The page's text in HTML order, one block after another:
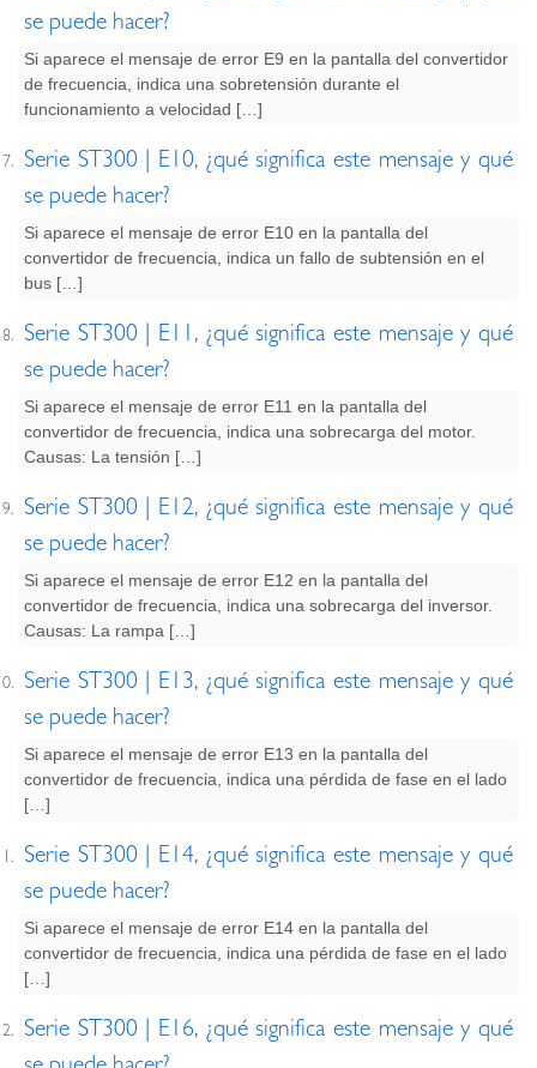
se puede hacer?
Si aparece el mensaje de error E9 en la pantalla del convertidor
de frecuencia, indica una sobretensión durante el
funcionamiento a velocidad […]
Serie ST300 | E10, ¿qué significa este mensaje y qué
se puede hacer?
Si aparece el mensaje de error E10 en la pantalla del
convertidor de frecuencia, indica un fallo de subtensión en el
bus […]
Serie ST300 | E11, ¿qué significa este mensaje y qué
se puede hacer?
Si aparece el mensaje de error E11 en la pantalla del
convertidor de frecuencia, indica una sobrecarga del motor.
Causas: La tensión […]
Serie ST300 | E12, ¿qué significa este mensaje y qué
se puede hacer?
Si aparece el mensaje de error E12 en la pantalla del
convertidor de frecuencia, indica una sobrecarga del inversor.
Causas: La rampa […]
Serie ST300 | E13, ¿qué significa este mensaje y qué
se puede hacer?
Si aparece el mensaje de error E13 en la pantalla del
convertidor de frecuencia, indica una pérdida de fase en el lado
[…]
Serie ST300 | E14, ¿qué significa este mensaje y qué
se puede hacer?
Si aparece el mensaje de error E14 en la pantalla del
convertidor de frecuencia, indica una pérdida de fase en el lado
[…]
Serie ST300 | E16, ¿qué significa este mensaje y qué